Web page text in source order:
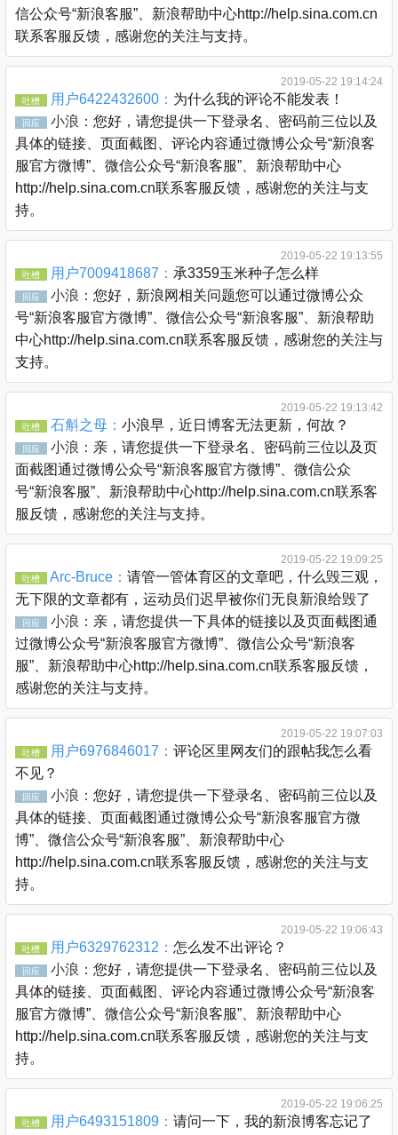
信公众号“新浪客服”、新浪帮助中心http://help.sina.com.cn
联系客服反馈，感谢您的关注与支持。
2019-05-22 19:14:24
吐槽 用户6422432600： 为什么我的评论不能发表！
回应 小浪： 您好，请您提供一下登录名、密码前三位以及
具体的链接、页面截图、评论内容通过微博公众号“新浪客
服官方微博”、微信公众号“新浪客服”、新浪帮助中心
http://help.sina.com.cn联系客服反馈，感谢您的关注与支
持。
2019-05-22 19:13:55
吐槽 用户7009418687： 承3359玉米种子怎么样
回应 小浪： 您好，新浪网相关问题您可以通过微博公众
号“新浪客服官方微博”、微信公众号“新浪客服”、新浪帮助
中心http://help.sina.com.cn联系客服反馈，感谢您的关注与
支持。
2019-05-22 19:13:42
吐槽 石斛之母： 小浪早，近日博客无法更新，何故？
回应 小浪： 亲，请您提供一下登录名、密码前三位以及页
面截图通过微博公众号“新浪客服官方微博”、微信公众
号“新浪客服”、新浪帮助中心http://help.sina.com.cn联系客
服反馈，感谢您的关注与支持。
2019-05-22 19:09:25
吐槽 Arc-Bruce： 请管一管体育区的文章吧，什么毁三观，
无下限的文章都有，运动员们迟早被你们无良新浪给毁了
回应 小浪： 亲，请您提供一下具体的链接以及页面截图通
过微博公众号“新浪客服官方微博”、微信公众号“新浪客
服”、新浪帮助中心http://help.sina.com.cn联系客服反馈，
感谢您的关注与支持。
2019-05-22 19:07:03
吐槽 用户6976846017： 评论区里网友们的跟帖我怎么看
不见？
回应 小浪： 您好，请您提供一下登录名、密码前三位以及
具体的链接、页面截图通过微博公众号“新浪客服官方微
博”、微信公众号“新浪客服”、新浪帮助中心
http://help.sina.com.cn联系客服反馈，感谢您的关注与支
持。
2019-05-22 19:06:43
吐槽 用户6329762312： 怎么发不出评论？
回应 小浪： 您好，请您提供一下登录名、密码前三位以及
具体的链接、页面截图、评论内容通过微博公众号“新浪客
服官方微博”、微信公众号“新浪客服”、新浪帮助中心
http://help.sina.com.cn联系客服反馈，感谢您的关注与支
持。
2019-05-22 19:06:25
吐槽 用户6493151809： 请问一下，我的新浪博客忘记了